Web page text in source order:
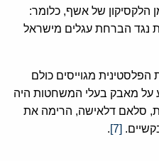
הלקסיקון של אשף, כלומר:
נגד הברחת עגלים מישראל
מגוייסים כולם
על מאבק בעלי המשחטות היה
סלאם דלאישה, הרימה את
[7]
.